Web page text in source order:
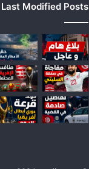
Last Modified Posts